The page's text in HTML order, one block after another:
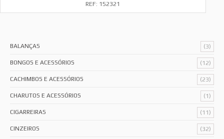
REF: 152321
BALANÇAS (3)
BONGOS E ACESSÓRIOS (12)
CACHIMBOS E ACESSÓRIOS (23)
CHARUTOS E ACESSÓRIOS (1)
CIGARREIRAS (11)
CINZEIROS (32)